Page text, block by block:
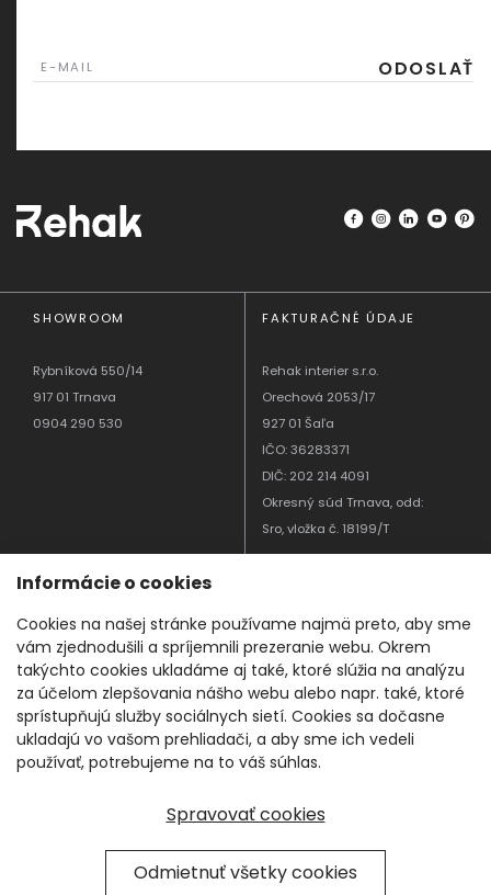
E-MAIL ODOSLAŤ
SHOWROOM
Rybníková 550/14
917 01 Trnava
0904 290 530
FAKTURAČNÉ ÚDAJE
Rehak interier s.r.o.
Orechová 2053/17
927 01 Šaľa
IČO: 36283371
DIČ: 202 214 4091
Okresný súd Trnava, odd:
Sro, vložka č. 18199/T
MENU
Office
Home
Health
O firme
Realizácie
Referencie
Ochrana osobných údajov
Všeobecné obchodné
podmienky
Reklamačný poriadok
Štatút súťaží na sociálnych
sieťach
Nastavenie cookies
Reklamačný protokol
Odstúpenie od zmluvy
Informácie o cookies
Cookies na našej stránke používame najmä preto, aby sme
vám zjednodušili a spríjemnili prezeranie webu. Okrem
takýchto cookies ukladáme aj také, ktoré slúžia na analýzu
za účelom zlepšovania nášho webu alebo napr. také, ktoré
sprístupňujú služby sociálnych sietí. Cookies sa dočasne
ukladajú vo vašom prehliadači, a aby sme ich vedeli
používať, potrebujeme na to váš súhlas.
Spravovať cookies
Odmietnuť všetky cookies